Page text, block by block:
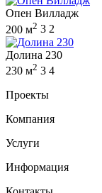
Опен Вилладж
200 м2 3 2
Долина 230
230 м2 3 4
Проекты
Компания
Услуги
Информация